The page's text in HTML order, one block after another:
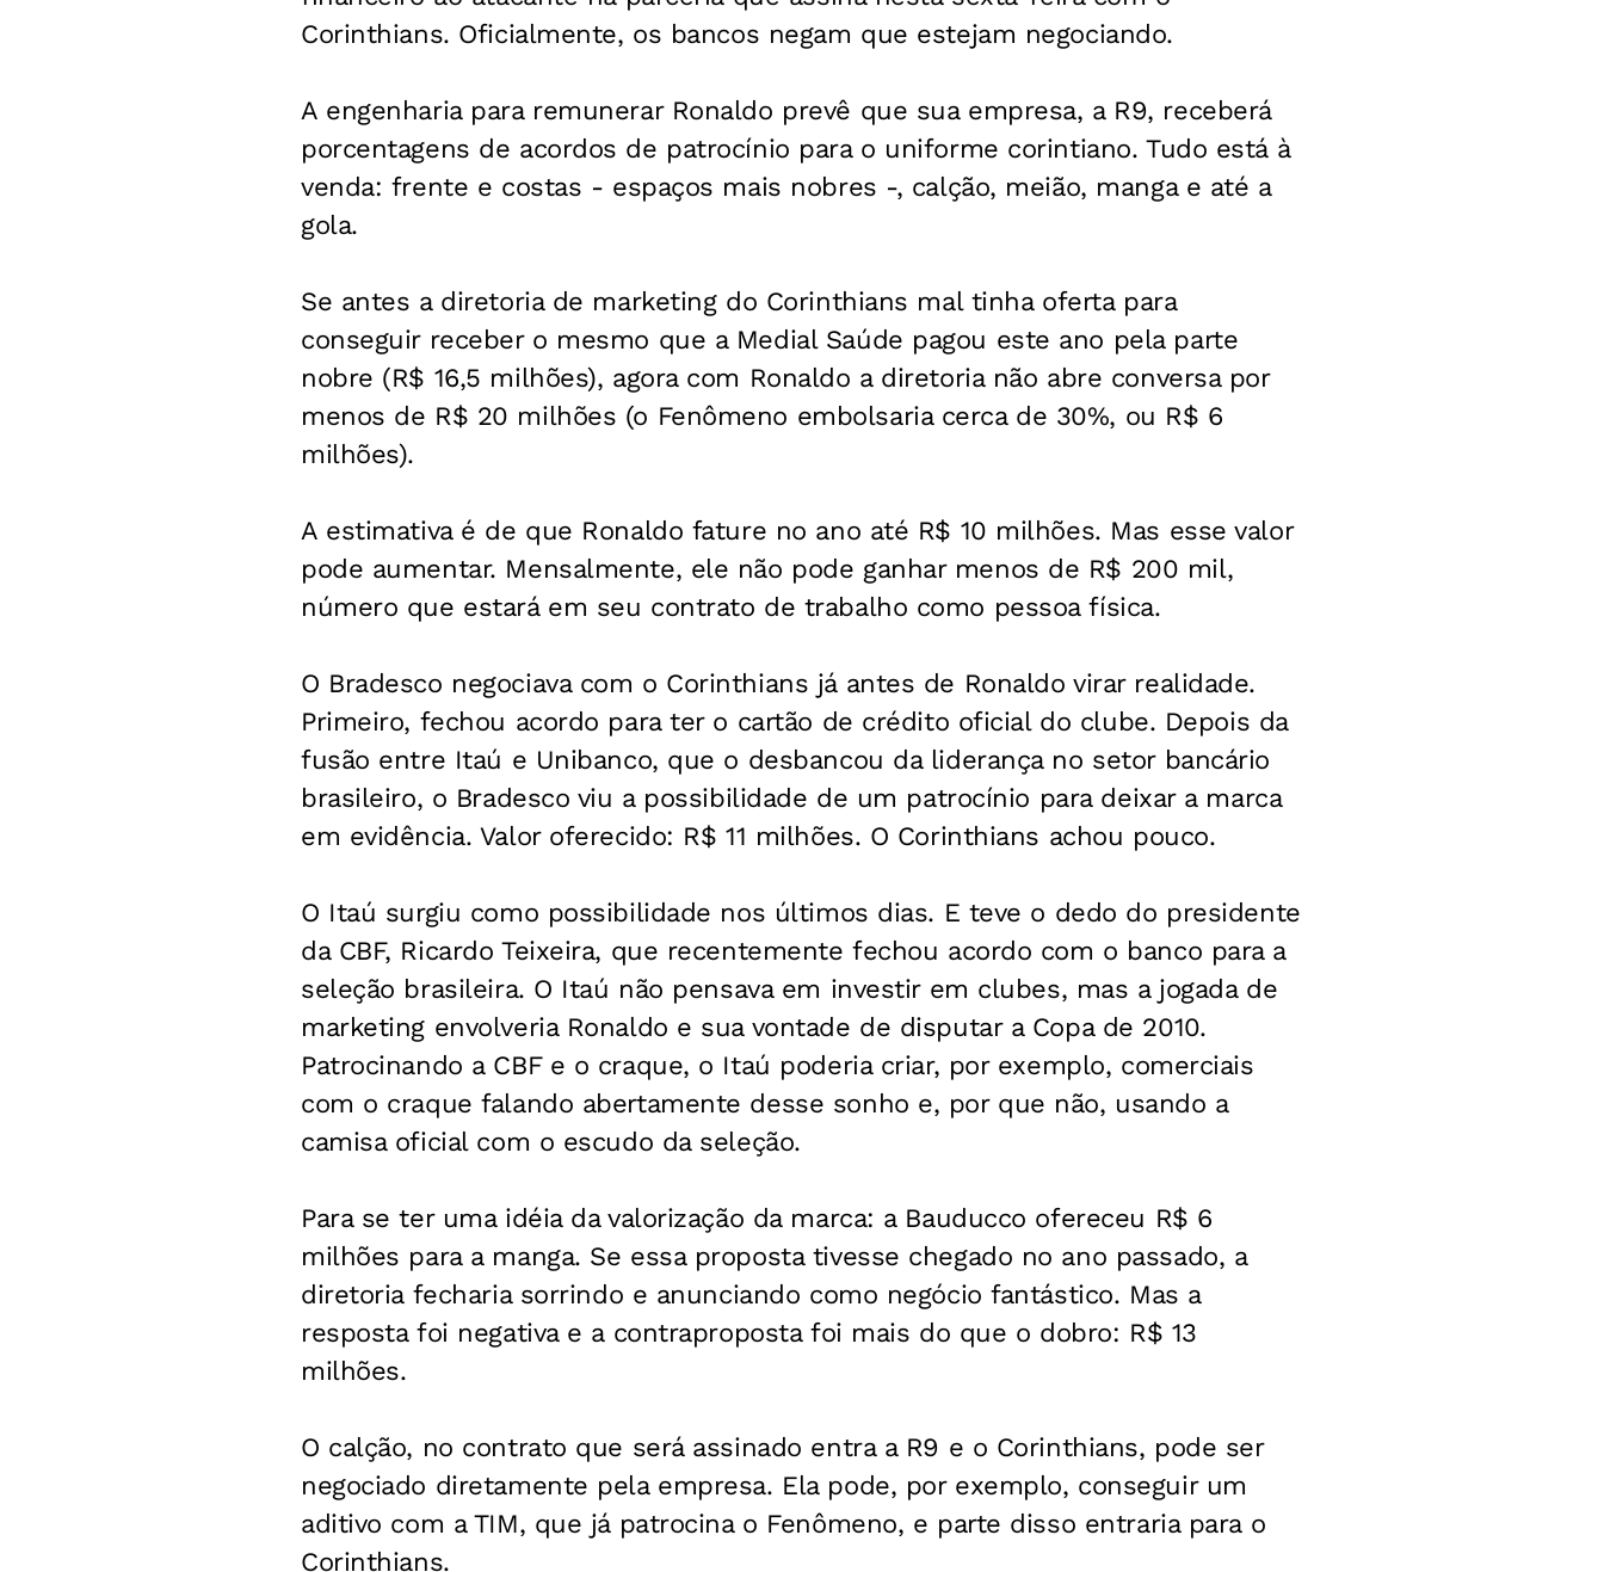
Corinthians. Oficialmente, os bancos negam que estejam negociando.
A engenharia para remunerar Ronaldo prevê que sua empresa, a R9, receberá
porcentagens de acordos de patrocínio para o uniforme corintiano. Tudo está à
venda: frente e costas - espaços mais nobres -, calção, meião, manga e até a
gola.
Se antes a diretoria de marketing do Corinthians mal tinha oferta para
conseguir receber o mesmo que a Medial Saúde pagou este ano pela parte
nobre (R$ 16,5 milhões), agora com Ronaldo a diretoria não abre conversa por
menos de R$ 20 milhões (o Fenômeno embolsaria cerca de 30%, ou R$ 6
milhões).
A estimativa é de que Ronaldo fature no ano até R$ 10 milhões. Mas esse valor
pode aumentar. Mensalmente, ele não pode ganhar menos de R$ 200 mil,
número que estará em seu contrato de trabalho como pessoa física.
O Bradesco negociava com o Corinthians já antes de Ronaldo virar realidade.
Primeiro, fechou acordo para ter o cartão de crédito oficial do clube. Depois da
fusão entre Itaú e Unibanco, que o desbancou da liderança no setor bancário
brasileiro, o Bradesco viu a possibilidade de um patrocínio para deixar a marca
em evidência. Valor oferecido: R$ 11 milhões. O Corinthians achou pouco.
O Itaú surgiu como possibilidade nos últimos dias. E teve o dedo do presidente
da CBF, Ricardo Teixeira, que recentemente fechou acordo com o banco para a
seleção brasileira. O Itaú não pensava em investir em clubes, mas a jogada de
marketing envolveria Ronaldo e sua vontade de disputar a Copa de 2010.
Patrocinando a CBF e o craque, o Itaú poderia criar, por exemplo, comerciais
com o craque falando abertamente desse sonho e, por que não, usando a
camisa oficial com o escudo da seleção.
Para se ter uma idéia da valorização da marca: a Bauducco ofereceu R$ 6
milhões para a manga. Se essa proposta tivesse chegado no ano passado, a
diretoria fecharia sorrindo e anunciando como negócio fantástico. Mas a
resposta foi negativa e a contraproposta foi mais do que o dobro: R$ 13
milhões.
O calção, no contrato que será assinado entra a R9 e o Corinthians, pode ser
negociado diretamente pela empresa. Ela pode, por exemplo, conseguir um
aditivo com a TIM, que já patrocina o Fenômeno, e parte disso entraria para o
Corinthians.